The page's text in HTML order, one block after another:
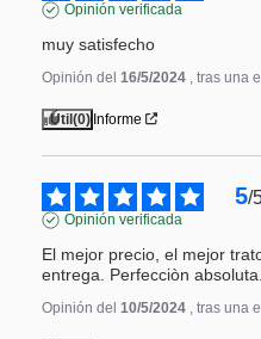
Opinión verificada
muy satisfecho
Opinión del 16/5/2024 , tras una
Útil(0) Informe
5/
Opinión verificada
El mejor precio, el mejor
entrega. Perfecciòn
Opinión del 10/5/2024 , tras una